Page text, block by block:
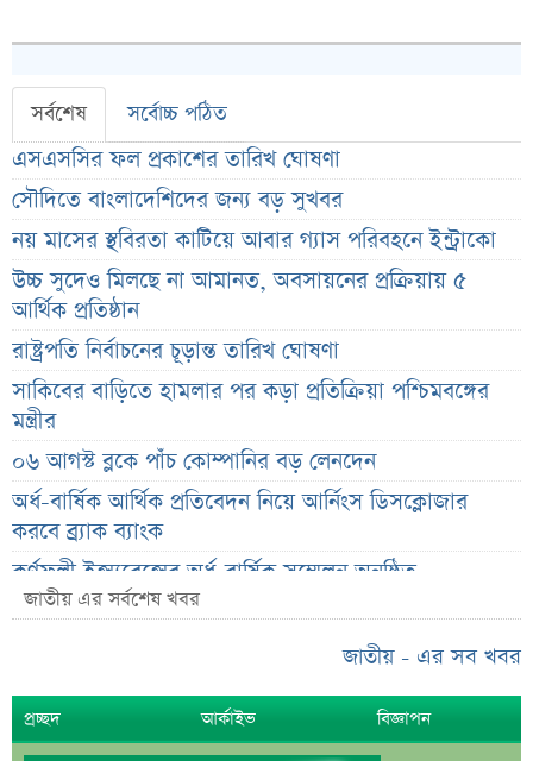
সর্বশেষ সর্বোচ্চ পঠিত
এসএসসির ফল প্রকাশের তারিখ ঘোষণা
সৌদিতে বাংলাদেশিদের জন্য বড় সুখবর
নয় মাসের স্থবিরতা কাটিয়ে আবার গ্যাস পরিবহনে ইন্ট্রাকো
উচ্চ সুদেও মিলছে না আমানত, অবসায়নের প্রক্রিয়ায় ৫
আর্থিক প্রতিষ্ঠান
রাষ্ট্রপতি নির্বাচনের চূড়ান্ত তারিখ ঘোষণা
সাকিবের বাড়িতে হামলার পর কড়া প্রতিক্রিয়া পশ্চিমবঙ্গের
মন্ত্রীর
০৬ আগস্ট ব্লকে পাঁচ কোম্পানির বড় লেনদেন
অর্ধ-বার্ষিক আর্থিক প্রতিবেদন নিয়ে আর্নিংস ডিসক্লোজার
করবে ব্র্যাক ব্যাংক
কর্ণফুলী ইন্স্যুরেন্সের অর্ধ-বার্ষিক সম্মেলন অনুষ্ঠিত
৭৫ হাজার ২৮৩ শেয়ার মনোনীত উত্তরাধিকারীর নামে
০৬ আগস্ট লেনদেনের শীর্ষ ১০ শেয়ার
জাতীয় এর সর্বশেষ খবর
জাতীয় - এর সব খবর
প্রচ্ছদ আর্কাইভ বিজ্ঞাপন